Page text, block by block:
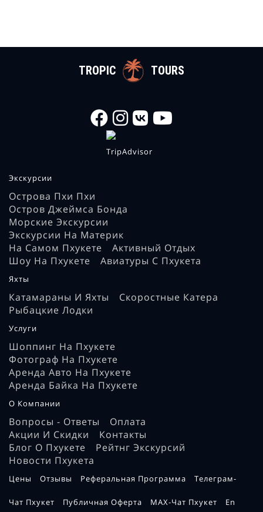
TROPIC TOURS
Экскурсии
Острова Пхи Пхи
Остров Джеймса Бонда
Морские Экскурсии
Экскурсии На Материк
На Самом Пхукете
Активный Отдых
Шоу На Пхукете
Авиатуры С Пхукета
Яхты
Катамараны И Яхты
Скоростные Катера
Рыбацкие Лодки
Услуги
Шоппинг На Пхукете
Фотограф На Пхукете
Аренда Авто На Пхукете
Аренда Байка На Пхукете
О Компании
Вопросы - Ответы
Оплата
Акции И Скидки
Контакты
Блог О Пхукете
Рейтнг Экскурсий
Новости Пхукета
Цены Отзывы Реферальная Программа Телеграм-
Чат Пхукет Публичная Оферта MAX-Чат Пхукет En